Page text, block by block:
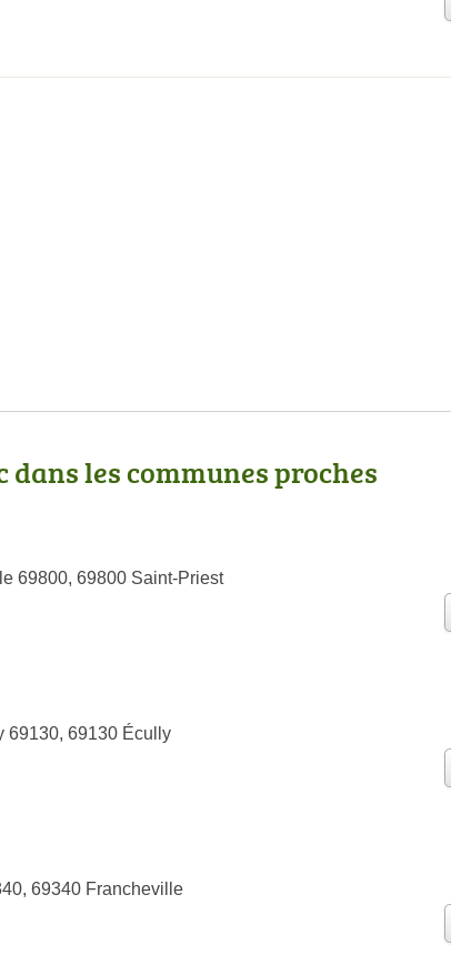
les communes proches
69800, 69800 Saint-Priest
69130, 69130 Écully
69340 Francheville